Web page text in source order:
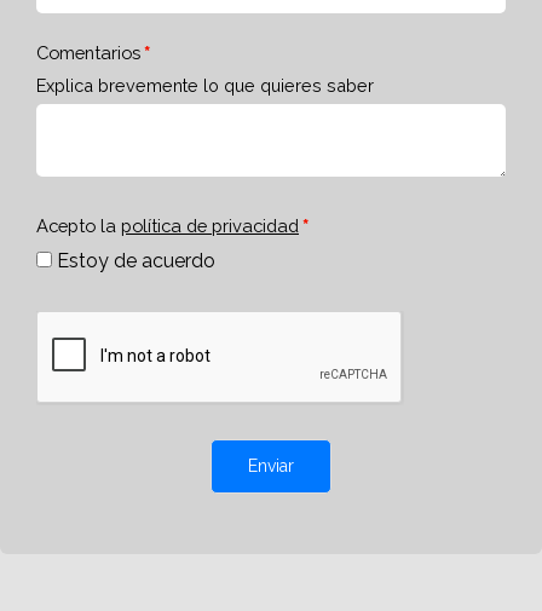
Comentarios
Explica brevemente lo que quieres saber
Acepto la política de privacidad
Estoy de acuerdo
Enviar